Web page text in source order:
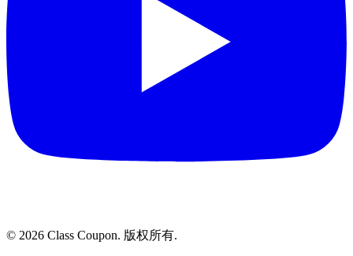
© 2026 Class Coupon. 版权所有.